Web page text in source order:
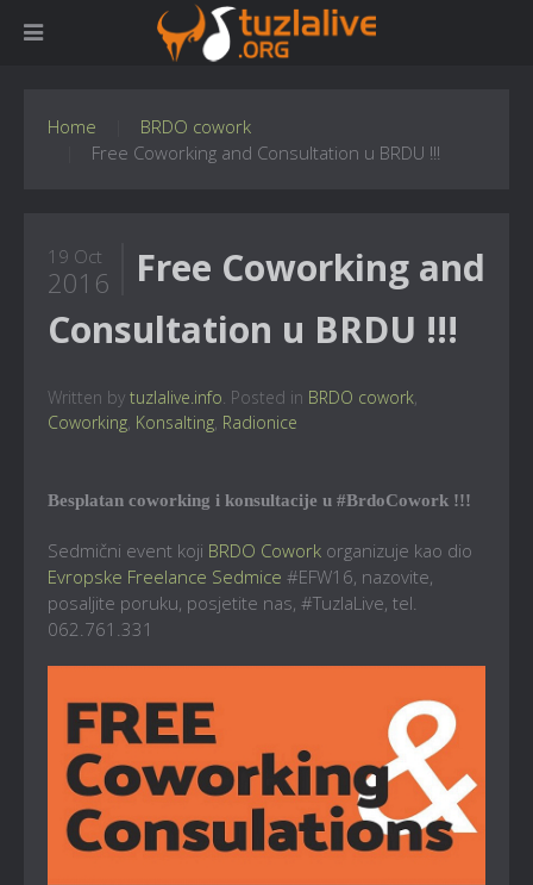
Home
BRDO cowork
Free Coworking and Consultation u BRDU !!!
19 Oct
2016
Free Coworking and
Consultation u BRDU !!!
Written by tuzlalive.info. Posted in BRDO cowork,
Coworking, Konsalting, Radionice
Besplatan coworking i konsultacije u #BrdoCowork !!!
Sedmični event koji BRDO Cowork organizuje kao dio
Evropske Freelance Sedmice #EFW16, nazovite,
posaljite poruku, posjetite nas, #TuzlaLive, tel.
062.761.331